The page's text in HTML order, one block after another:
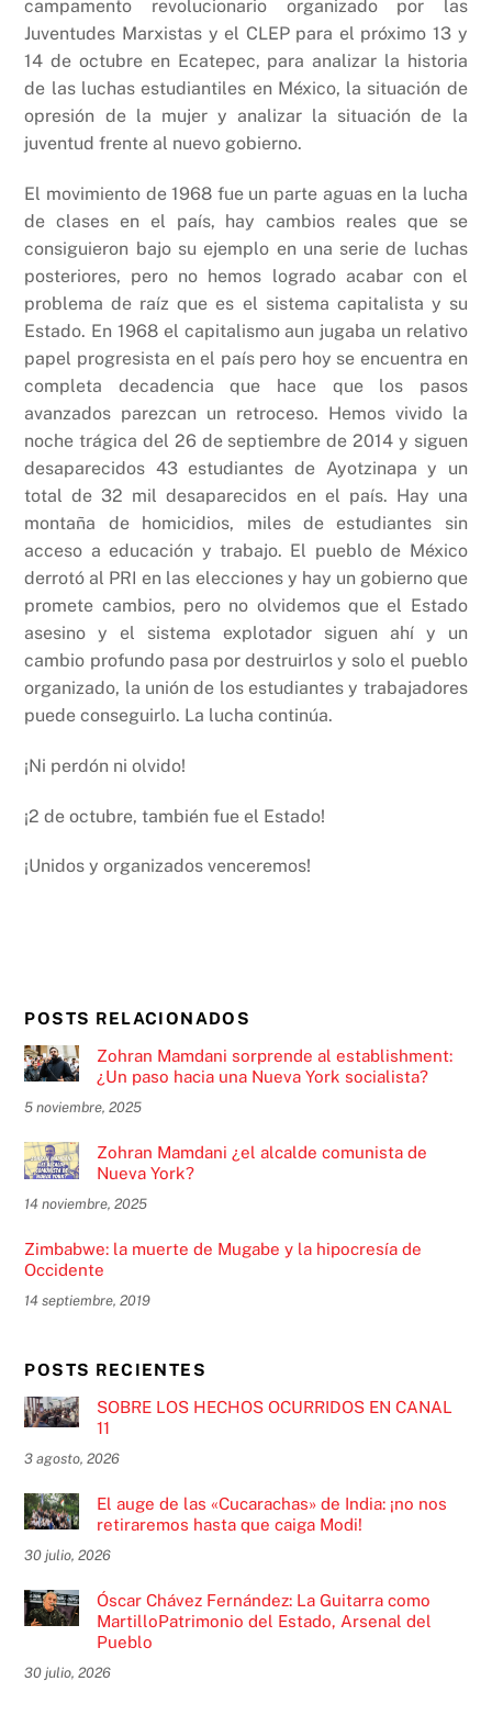
campamento revolucionario organizado por las
Juventudes Marxistas y el CLEP para el próximo 13 y
14 de octubre en Ecatepec, para analizar la historia
de las luchas estudiantiles en México, la situación de
opresión de la mujer y analizar la situación de la
juventud frente al nuevo gobierno.
El movimiento de 1968 fue un parte aguas en la lucha
de clases en el país, hay cambios reales que se
consiguieron bajo su ejemplo en una serie de luchas
posteriores, pero no hemos logrado acabar con el
problema de raíz que es el sistema capitalista y su
Estado. En 1968 el capitalismo aun jugaba un relativo
papel progresista en el país pero hoy se encuentra en
completa decadencia que hace que los pasos
avanzados parezcan un retroceso. Hemos vivido la
noche trágica del 26 de septiembre de 2014 y siguen
desaparecidos 43 estudiantes de Ayotzinapa y un
total de 32 mil desaparecidos en el país. Hay una
montaña de homicidios, miles de estudiantes sin
acceso a educación y trabajo. El pueblo de México
derrotó al PRI en las elecciones y hay un gobierno que
promete cambios, pero no olvidemos que el Estado
asesino y el sistema explotador siguen ahí y un
cambio profundo pasa por destruirlos y solo el pueblo
organizado, la unión de los estudiantes y trabajadores
puede conseguirlo. La lucha continúa.
¡Ni perdón ni olvido!
¡2 de octubre, también fue el Estado!
¡Unidos y organizados venceremos!
POSTS RELACIONADOS
Zohran Mamdani sorprende al establishment:
¿Un paso hacia una Nueva York socialista?
5 noviembre, 2025
Zohran Mamdani ¿el alcalde comunista de
Nueva York?
14 noviembre, 2025
Zimbabwe: la muerte de Mugabe y la hipocresía de
Occidente
14 septiembre, 2019
POSTS RECIENTES
SOBRE LOS HECHOS OCURRIDOS EN CANAL
11
3 agosto, 2026
El auge de las «Cucarachas» de India: ¡no nos
retiraremos hasta que caiga Modi!
30 julio, 2026
Óscar Chávez Fernández: La Guitarra como
MartilloPatrimonio del Estado, Arsenal del
Pueblo
30 julio, 2026